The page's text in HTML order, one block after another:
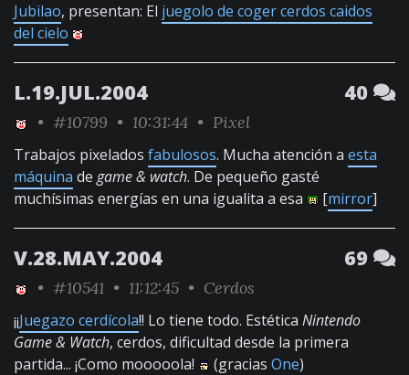
Jubilao, presentan: El juegolo de coger cerdos caidos
del cielo
L.19.JUL.2004 40
• #10799 • 10:31:44 • Pixel
Trabajos pixelados fabulosos. Mucha atención a esta
máquina de game & watch. De pequeño gasté
muchísimas energías en una igualita a esa
[mirror]
V.28.MAY.2004 69
• #10541 • 11:12:45 • Cerdos
¡¡Juegazo cerdícola!! Lo tiene todo. Estética Nintendo
Game & Watch, cerdos, dificultad desde la primera
partida... ¡Como mooooola!
(gracias One)